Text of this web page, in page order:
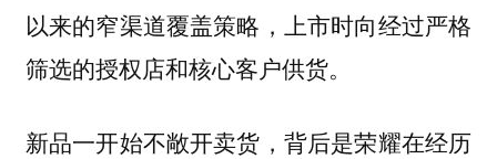
以来的窄渠道覆盖策略，上市时向经过严格
筛选的授权店和核心客户供货。
新品一开始不敞开卖货，背后是荣耀在经历